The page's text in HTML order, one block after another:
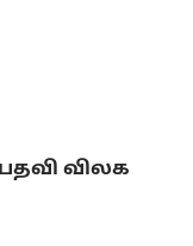
பதவி விலக